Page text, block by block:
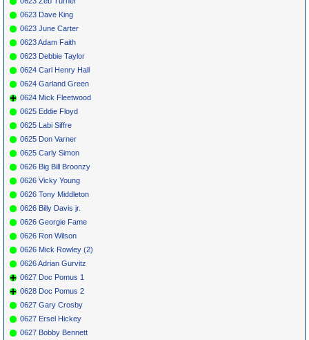
0623 Dave King
0623 June Carter
0623 Adam Faith
0623 Debbie Taylor
0624 Carl Henry Hall
0624 Garland Green
0624 Mick Fleetwood
0625 Eddie Floyd
0625 Labi Siffre
0625 Don Varner
0625 Carly Simon
0626 Big Bill Broonzy
0626 Vicky Young
0626 Tony Middleton
0626 Billy Davis jr.
0626 Georgie Fame
0626 Ron Wilson
0626 Mick Rowley (2)
0626 Adrian Gurvitz
0627 Doc Pomus 1
0628 Doc Pomus 2
0627 Gary Crosby
0627 Ersel Hickey
0627 Bobby Bennett